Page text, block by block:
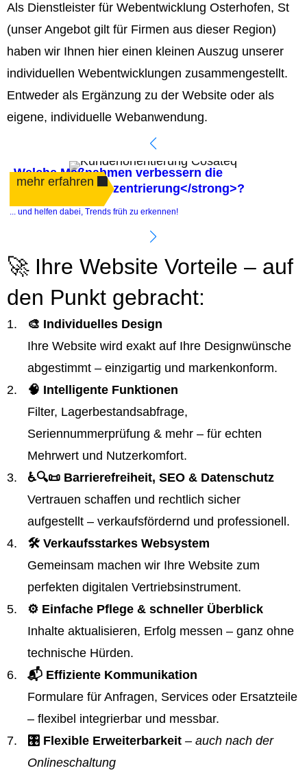
Als Dienstleister für Webentwicklung Osterhofen, St
(unser Angebot gilt für Firmen aus dieser Region)
haben wir Ihnen hier einen kleinen Auszug unserer
individuellen Webentwicklungen zusammengestellt.
Entweder als Ergänzung zu der Website oder als
eigene, individuelle Webanwendung.
Welche Maßnahmen verbessern die
<strong>Kundenzentrierung</strong>?
mehr erfahren
... und helfen dabei, Trends früh zu erkennen!
🚀 Ihre Website Vorteile – auf
den Punkt gebracht:
🎨 Individuelles Design
Ihre Website wird exakt auf Ihre Designwünsche
abgestimmt – einzigartig und markenkonform.
🧠 Intelligente Funktionen
Filter, Lagerbestandsabfrage,
Seriennummerprüfung & mehr – für echten
Mehrwert und Nutzerkomfort.
♿️🔍📜 Barrierefreiheit, SEO & Datenschutz
Vertrauen schaffen und rechtlich sicher
aufgestellt – verkaufsfördernd und professionell.
🛠️ Verkaufsstarkes Websystem
Gemeinsam machen wir Ihre Website zum
perfekten digitalen Vertriebsinstrument.
⚙️ Einfache Pflege & schneller Überblick
Inhalte aktualisieren, Erfolg messen – ganz ohne
technische Hürden.
📬 Effiziente Kommunikation
Formulare für Anfragen, Services oder Ersatzteile
– flexibel integrierbar und messbar.
🎛️ Flexible Erweiterbarkeit – auch nach der
Onlineschaltung